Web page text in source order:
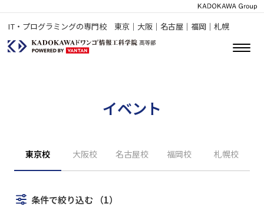
IT・プログラミングの専門校 東京｜大阪｜名古屋｜福岡｜札幌
イベント
東京校 大阪校 名古屋校 福岡校 札幌校
条件で絞り込む （1）